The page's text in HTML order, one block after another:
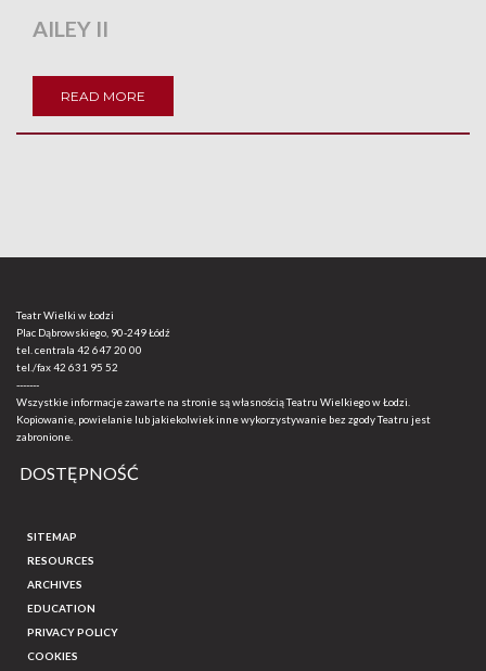
AILEY II
READ MORE
Teatr Wielki w Łodzi
Plac Dąbrowskiego, 90-249 Łódź
tel. centrala 42 647 20 00
tel./fax42 631 95 52
-------
Wszystkie informacje zawarte na stronie są własnością Teatru Wielkiego w Łodzi.
Kopiowanie, powielanie lub jakiekolwiek inne wykorzystywanie bez zgody Teatru jest
zabronione.
DOSTĘPNOŚĆ
SITEMAP
RESOURCES
ARCHIVES
EDUCATION
PRIVACY POLICY
COOKIES